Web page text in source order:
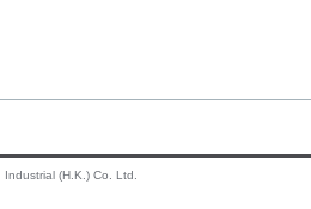
(H.K.) Co. Ltd.